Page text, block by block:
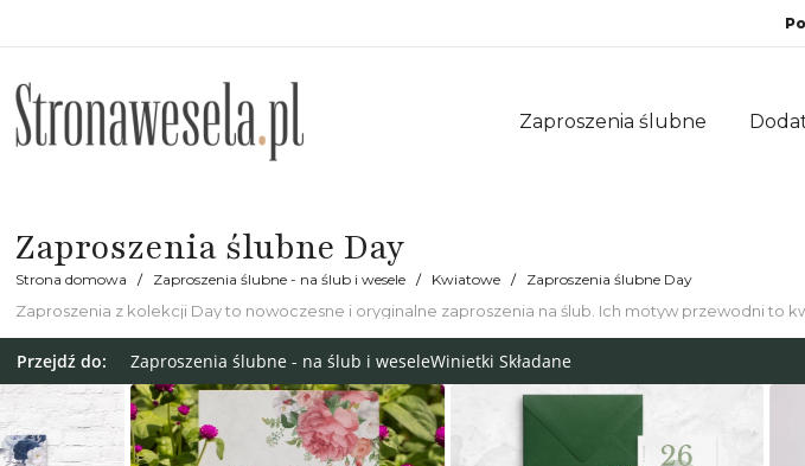
Zaproszenia ślubne
Zaproszenia ślubne Day
Strona domowa Zaproszenia ślubne - na ślub i wesele Kwiatowe Zaproszenia ślubne Day
Zaproszenia z kolekcji Day to nowoczesne i oryginalne zaproszenia na ślub. Ich motyw przewodni to
Przejdź do: Zaproszenia ślubne - na ślub i weseleWinietki Składane